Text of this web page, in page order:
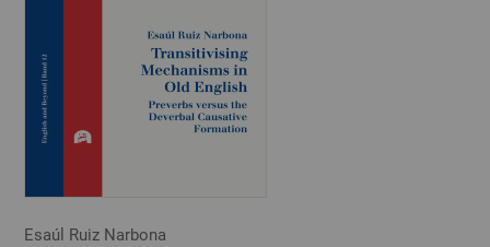
Esaúl Ruiz Narbona